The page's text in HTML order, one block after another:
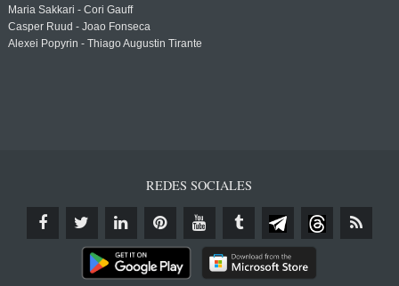
Maria Sakkari - Cori Gauff
Casper Ruud - Joao Fonseca
Alexei Popyrin - Thiago Augustin Tirante
REDES SOCIALES